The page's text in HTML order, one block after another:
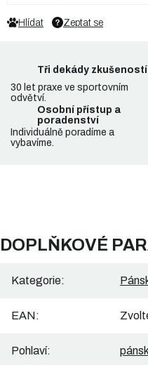
Zeptat se
Hlídat
Tři dekády zkušeností
30 let praxe ve sportovním
odvětví.
Osobní přístup a
poradenství
Individuálně poradíme a
vybavíme.
DOPLŇKOVÉ
Kategorie:
EAN:
Pohlaví: